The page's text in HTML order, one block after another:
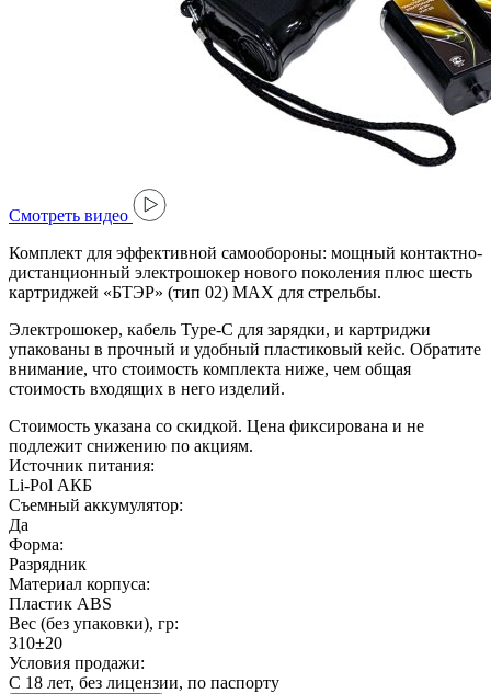
Cмотреть видео
Комплект для эффективной самообороны: мощный контактно-
дистанционный электрошокер нового поколения плюс шесть
картриджей «БТЭР» (тип 02) МАХ для стрельбы.
Электрошокер, кабель Type-C для зарядки, и картриджи
упакованы в прочный и удобный пластиковый кейс. Обратите
внимание, что стоимость комплекта ниже, чем общая
стоимость входящих в него изделий.
Стоимость указана со скидкой. Цена фиксирована и не
подлежит снижению по акциям.
Источник питания:
Li-Pol АКБ
Съемный аккумулятор:
Да
Форма:
Разрядник
Материал корпуса:
Пластик ABS
Вес (без упаковки), гр:
310±20
Условия продажи:
С 18 лет, без лицензии, по паспорту